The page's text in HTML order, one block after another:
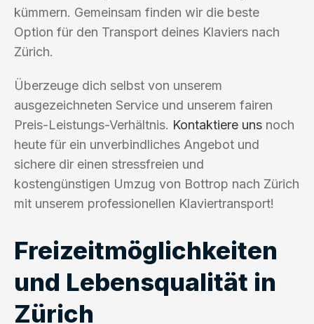
kümmern. Gemeinsam finden wir die beste
Option für den Transport deines Klaviers nach
Zürich.
Überzeuge dich selbst von unserem
ausgezeichneten Service und unserem fairen
Preis-Leistungs-Verhältnis. Kontaktiere uns noch
heute für ein unverbindliches Angebot und
sichere dir einen stressfreien und
kostengünstigen Umzug von Bottrop nach Zürich
mit unserem professionellen Klaviertransport!
Freizeitmöglichkeiten
und Lebensqualität in
Zürich